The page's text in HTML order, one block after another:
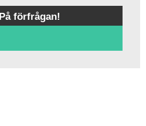
På förfrågan!